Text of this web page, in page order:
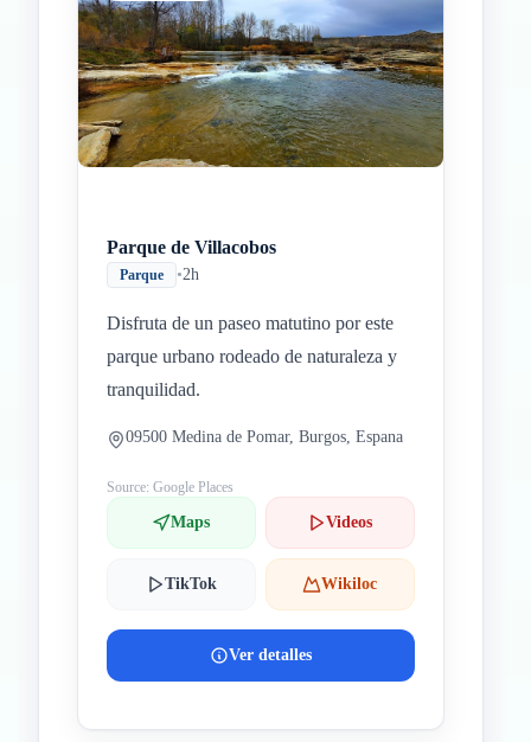
Parque de Villacobos
Parque •2h
Disfruta de un paseo matutino por este
parque urbano rodeado de naturaleza y
tranquilidad.
09500 Medina de Pomar, Burgos, Espana
Source: Google Places
Maps Videos
TikTok Wikiloc
Ver detalles